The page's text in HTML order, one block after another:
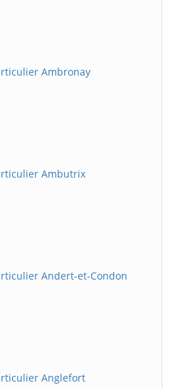
Ambronay
Ambutrix
Andert-et-Condon
Anglefort